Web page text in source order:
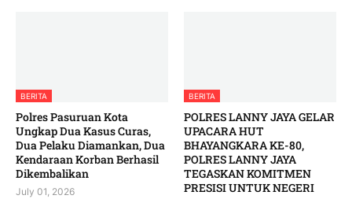
BERITA
Polres Pasuruan Kota
Ungkap Dua Kasus Curas,
Dua Pelaku Diamankan, Dua
Kendaraan Korban Berhasil
Dikembalikan
July 01, 2026
BERITA
POLRES LANNY JAYA GELAR
UPACARA HUT
BHAYANGKARA KE-80,
POLRES LANNY JAYA
TEGASKAN KOMITMEN
PRESISI UNTUK NEGERI